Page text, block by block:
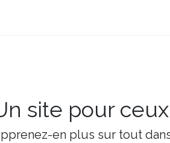
site pour
en plus sur tout